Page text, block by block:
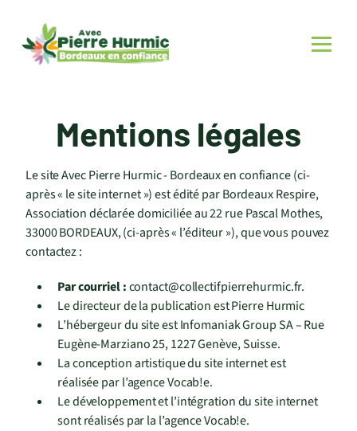
Mentions légales
Le site Avec Pierre Hurmic - Bordeaux en confiance (ci-
après « le site internet ») est édité par Bordeaux Respire,
Association déclarée domiciliée au 22 rue Pascal Mothes,
33000 BORDEAUX, (ci-après « l’éditeur »), que vous pouvez
contactez :
Par courriel :contact@collectifpierrehurmic.fr.
Le directeur de la publication est Pierre Hurmic
L’hébergeur du site est Infomaniak Group SA – Rue
Eugène-Marziano 25, 1227 Genève, Suisse.
La conception artistique du site internet est
réalisée par l’agence Vocab!e.
Le développement et l’intégration du site internet
sont réalisés par la l’agence Vocab!e.